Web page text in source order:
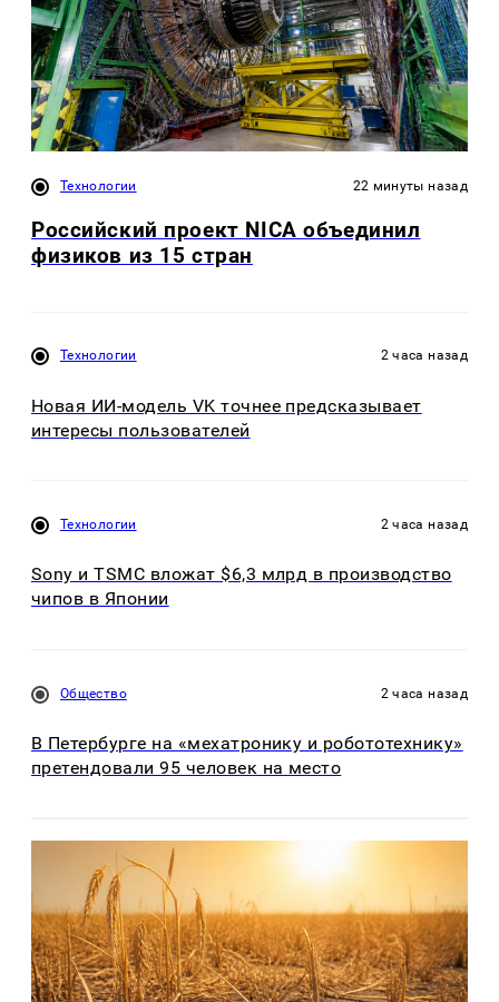
Технологии 22 минуты назад
Российский проект NICA объединил
физиков из 15 стран
Технологии 2 часа назад
Новая ИИ-модель VK точнее предсказывает
интересы пользователей
Технологии 2 часа назад
Sony и TSMC вложат $6,3 млрд в производство
чипов в Японии
Общество 2 часа назад
В Петербурге на «мехатронику и робототехнику»
претендовали 95 человек на место